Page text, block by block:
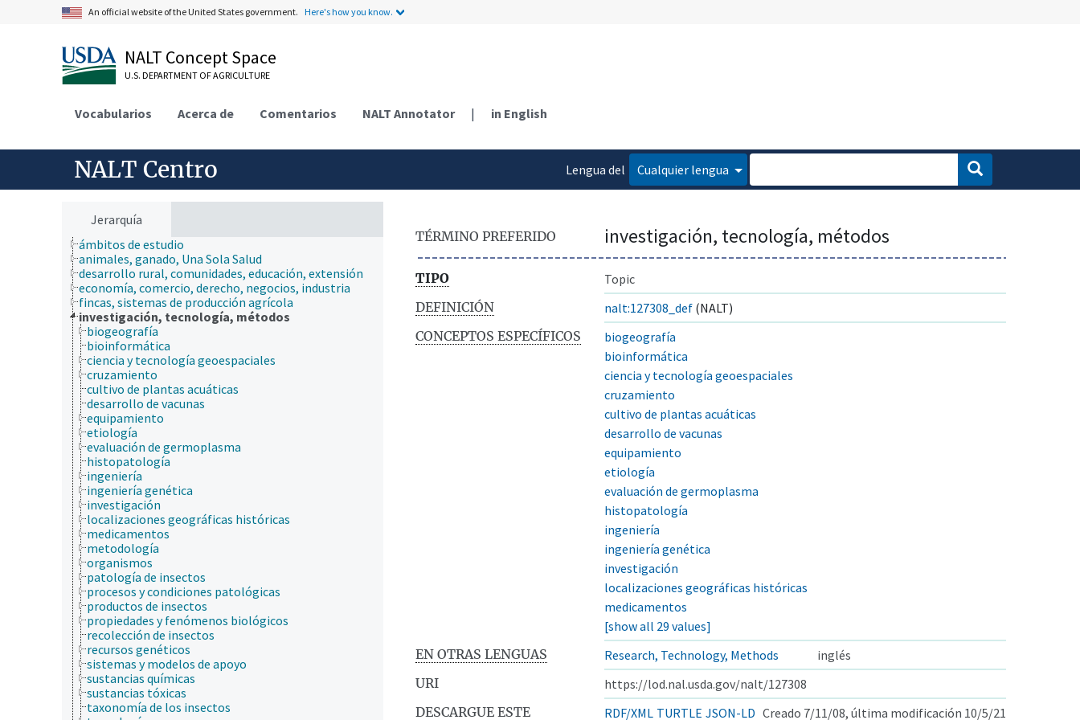
An official website of the United States government. Here's how you know.
NALT Concept Space
U.S. DEPARTMENT OF AGRICULTURE
Vocabularios Acerca de Comentarios NALT Annotator | in English
NALT Centro
Lengua del
Cualquier lengua
Jerarquía
ámbitos de estudio
animales, ganado, Una Sola Salud
desarrollo rural, comunidades, educación, extensión
economía, comercio, derecho, negocios, industria
fincas, sistemas de producción agrícola
investigación, tecnología, métodos
biogeografía
bioinformática
ciencia y tecnología geoespaciales
cruzamiento
cultivo de plantas acuáticas
desarrollo de vacunas
equipamiento
etiología
evaluación de germoplasma
histopatología
ingeniería
ingeniería genética
investigación
localizaciones geográficas históricas
medicamentos
metodología
organismos
patología de insectos
procesos y condiciones patológicas
productos de insectos
propiedades y fenómenos biológicos
recolección de insectos
recursos genéticos
sistemas y modelos de apoyo
sustancias químicas
sustancias tóxicas
taxonomía de los insectos
TÉRMINO PREFERIDO investigación, tecnología, métodos
TIPO
Topic
DEFINICIÓN
nalt:127308_def (NALT)
CONCEPTOS ESPECÍFICOS
biogeografía
bioinformática
ciencia y tecnología geoespaciales
cruzamiento
cultivo de plantas acuáticas
desarrollo de vacunas
equipamiento
etiología
evaluación de germoplasma
histopatología
ingeniería
ingeniería genética
investigación
localizaciones geográficas históricas
medicamentos
[show all 29 values]
EN OTRAS LENGUAS
Research, Technology, Methods
inglés
URI
https://lod.nal.usda.gov/nalt/127308
DESCARGUE ESTE
RDF/XML TURTLE JSON-LD Creado 7/11/08, última modificación 10/5/21